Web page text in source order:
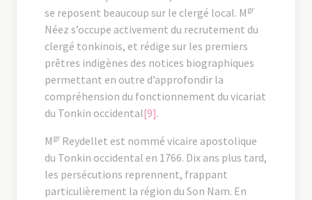
se reposent beaucoup sur le clergé local. M gr
Néez s’occupe activement du recrutement du
clergé tonkinois, et rédige sur les premiers
prêtres indigènes des notices biographiques
permettant en outre d’approfondir la
compréhension du fonctionnement du vicariat
du Tonkin occidental[9].
M gr Reydellet est nommé vicaire apostolique
du Tonkin occidental en 1766. Dix ans plus tard,
les persécutions reprennent, frappant
particulièrement la région du Son Nam. En